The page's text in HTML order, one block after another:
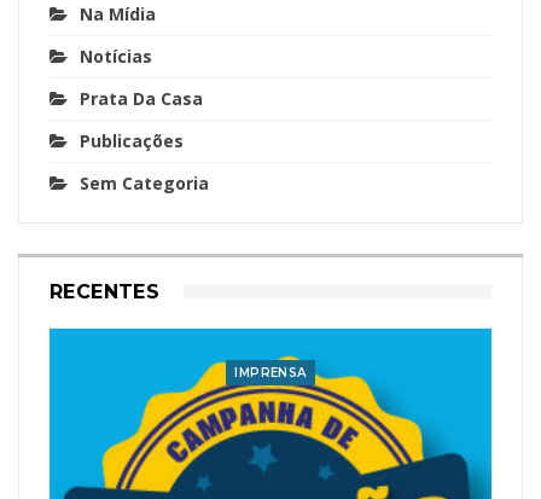
Na Mídia
Notícias
Prata Da Casa
Publicações
Sem Categoria
RECENTES
IMPRENSA